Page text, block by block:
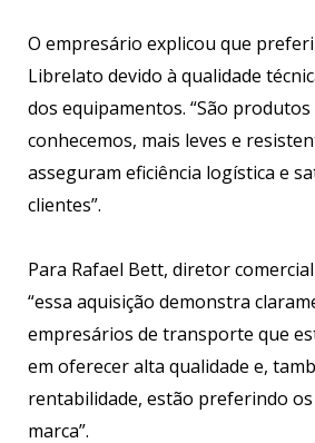
O empresário explicou que
Librelato devido à qualidade
dos equipamentos. “São produtos
conhecemos, mais leves e
asseguram eficiência logística e
clientes”.
Para Rafael Bett, diretor
“essa aquisição demonstra
empresários de transporte que
em oferecer alta qualidade e,
rentabilidade, estão preferindo
marca”.